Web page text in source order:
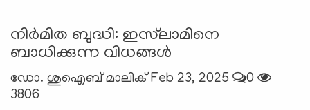
നിര്‍മിത ബുദ്ധി: ഇസ്‍ലാമിനെ
ബാധിക്കുന്ന വിധങ്ങള്‍
ഡോ. ശുഐബ് മാലിക് Feb 23, 2025
0
3806